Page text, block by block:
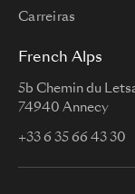
Carreiras
French Alps
5b Chemin du
74940 Annecy
+33 6 35 66 43 30